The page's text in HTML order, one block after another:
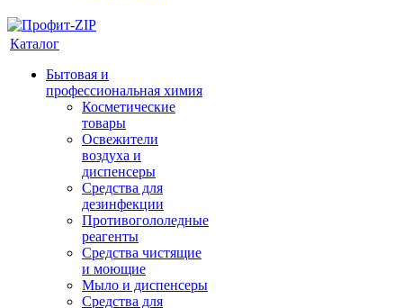
Каталог
Бытовая и
профессиональная химия
Косметические
товары
Освежители
воздуха и
диспенсеры
Средства для
дезинфекции
Противогололедные
реагенты
Средства чистящие
и моющие
Мыло и диспенсеры
Средства для